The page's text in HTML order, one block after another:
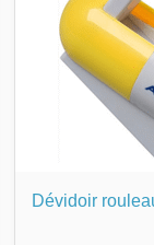
Dévidoir